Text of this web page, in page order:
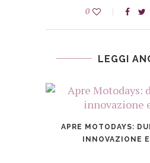
0
LEGGI
APRE MOTODAYS:
INNOVAZIONE